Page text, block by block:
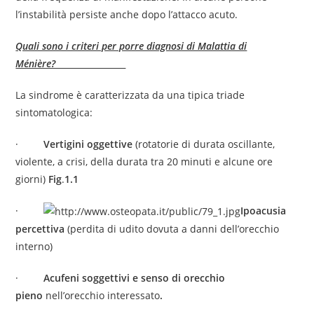
l’instabilità persiste anche dopo l’attacco acuto.
Quali sono i criteri per porre diagnosi di Malattia di
Ménière?
La sindrome è caratterizzata da una tipica triade
sintomatologica:
·Vertigini oggettive (rotatorie di durata oscillante,
violente, a crisi, della durata tra 20 minuti e alcune ore
giorni) Fig.1.1
·
Ipoacusia
percettiva(perdita di udito dovuta a danni dell’orecchio
interno)
·Acufeni soggettivi e senso di orecchio
pieno nell’orecchio interessato.